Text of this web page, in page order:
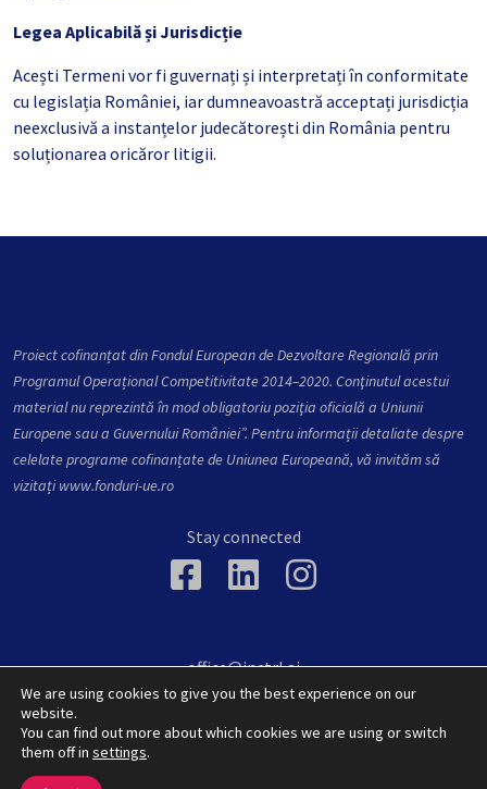
Legea Aplicabilă și Jurisdicție
Acești Termeni vor fi guvernați și interpretați în conformitate
cu legislația României, iar dumneavoastră acceptați jurisdicția
neexclusivă a instanțelor judecătorești din România pentru
soluționarea oricăror litigii.
We are using cookies to give you the best experience on our
website.
You can find out more about which cookies we are using or switch
them off in settings.
Proiect cofinanțat din Fondul European de Dezvoltare Regională prin
Programul Operațional Competitivitate 2014–2020. Conţinutul acestui
material nu reprezintă în mod obligatoriu poziţia oficială a Uniunii
Europene sau a Guvernului României”. Pentru informații detaliate despre
celelate programe cofinanțate de Uniunea Europeană, vă invităm să
vizitațiwww.fonduri-ue.ro
Stay connected
office@inctrl.ai
36 Victoriei, Baia Mare, Maramures, 430142, Romania
Privacy Policy